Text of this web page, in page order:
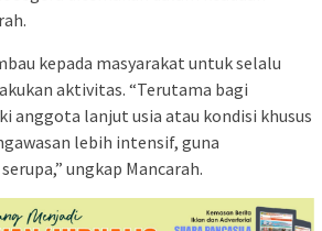
kepada masyarakat untuk selalu
aktivitas. “Terutama bagi
anggota lanjut usia atau kondisi khusus
lebih intensif, guna
ungkap Mancarah.